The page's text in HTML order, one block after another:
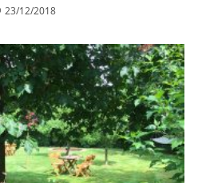
23/12/2018